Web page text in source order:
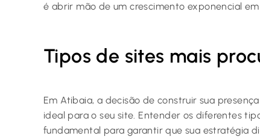
é abrir mão de um crescimento exponencial
Tipos de sites mais
Em Atibaia, a decisão de construir sua
ideal para o seu site. Entender os diferentes
fundamental para garantir que sua estratégia